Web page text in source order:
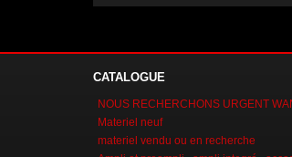
CATALOGUE
NOUS RECHERCHONS URGENT
Materiel neuf
materiel vendu ou en recherche